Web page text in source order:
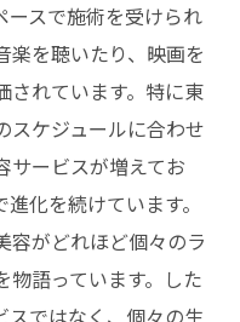
ースで施術を受けられ
楽を聴いたり、映画を
されています。特に東
スケジュールに合わせ
サービスが増えてお
化を続けています。
容がどれほど個々のラ
物語っています。した
スではなく、個々の生